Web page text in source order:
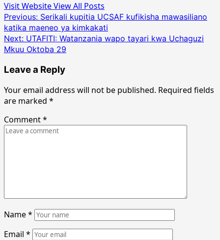
Visit WebsiteView All Posts
Post
navigation
Previous: Serikali kupitia UCSAF kufikisha mawasiliano
katika maeneo ya kimkakati
Next: UTAFITI: Watanzania wapo tayari kwa Uchaguzi
Mkuu Oktoba 29
Leave a Reply
Your email address will not be published. Required fields
are marked *
Comment*
Name*
Email *